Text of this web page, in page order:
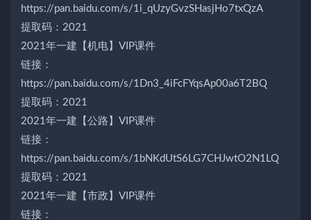
https://pan.baidu.com/s/1i_qUzyGvzSHasjHo7txQzA
提取码：2021
2021年一建【机电】VIP课件
链接：
https://pan.baidu.com/s/1Dn3_4iFcFYqsAp00a6T2BQ
提取码：2021
2021年一建【公路】VIP课件
链接：
https://pan.baidu.com/s/1bNKdUtS6LG7CHJwtO2N1LQ
提取码：2021
2021年一建【市政】VIP课件
链接：